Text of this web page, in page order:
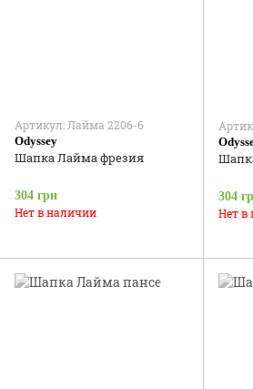
Артикул: Лайма 2206-6
Odyssey
Шапка Лайма фрезия
304 грн
Нет в наличии
304
Нет в